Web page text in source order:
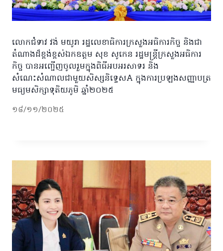
លោកជំទាវ វង់ មយូរា រដ្ឋលេខាធិការក្រសួងអធិការកិច្ច និងជា
តំណាងដ៏ខ្ពង់ខ្ពស់ឯកឧត្តម សុខ សូកេន រដ្ឋមន្រ្តីក្រសួងអធិការ
កិច្ច បានអញ្ជើញចូលរួមក្នុងពិធីអបអរសាទរ និង
សំណេះសំណាលជាមួយសិស្សនិទ្ទេសA ក្នុងការប្រឡងសញ្ញាបត្រ
មធ្យមសិក្សាទុតិយភូមិ ឆ្នាំ២០២៥
១៨/១១/២០២៥